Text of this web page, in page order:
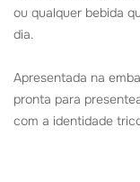
ou qualquer bebida
dia.
Apresentada na
pronta para
com a identidade